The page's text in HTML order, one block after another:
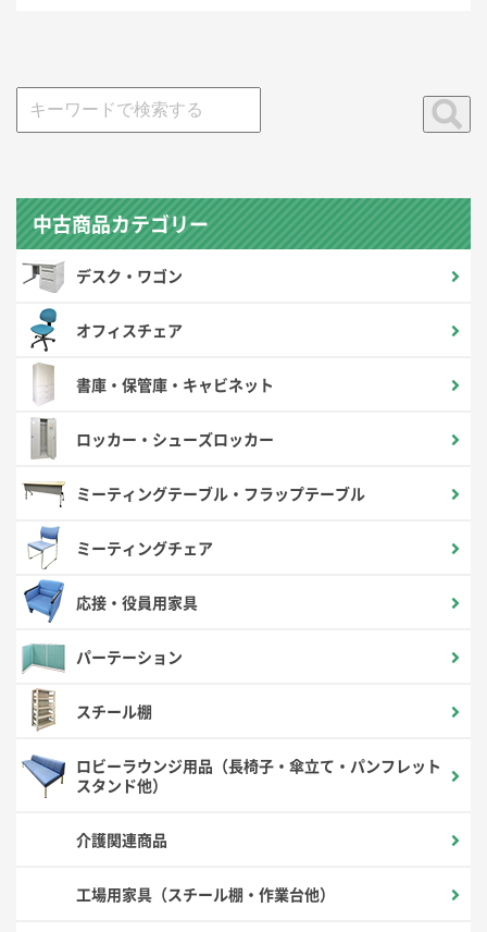
中古商品カテゴリー
デスク・ワゴン
オフィスチェア
書庫・保管庫・キャビネット
ロッカー・シューズロッカー
ミーティングテーブル・フラップテーブル
ミーティングチェア
応接・役員用家具
パーテーション
スチール棚
ロビーラウンジ用品（長椅子・傘立て・パンフレット
スタンド他）
介護関連商品
工場用家具（スチール棚・作業台他）